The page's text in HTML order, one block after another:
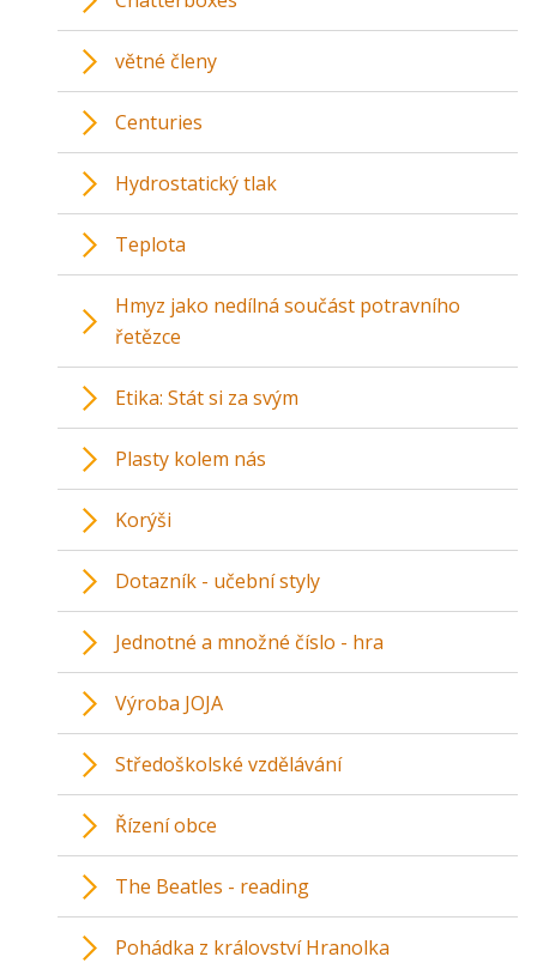
větné členy
Centuries
Hydrostatický tlak
Teplota
Hmyz jako nedílná součást potravního
řetězce
Etika: Stát si za svým
Plasty kolem nás
Korýši
Dotazník - učební styly
Jednotné a množné číslo - hra
Výroba JOJA
Středoškolské vzdělávání
Řízení obce
The Beatles - reading
Pohádka z království Hranolka